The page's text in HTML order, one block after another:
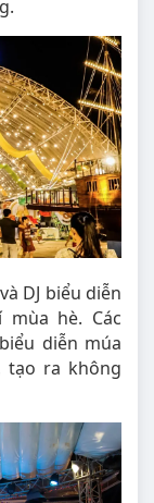
DJ biểu diễn
hè. Các
diễn múa
tạo ra không